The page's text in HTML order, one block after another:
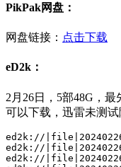
PikPak网盘：
网盘链接： 点击下载
eD2k：
2月26日，5部48G，
可以下载，迅雷未测试
ed2k://|file|20240226-
ed2k://|file|20240226-
ed2k://|file|20240226-